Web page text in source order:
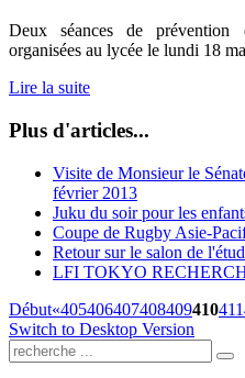
Deux séances de prévention
organisées au lycée le lundi 18
Lire la suite
Plus d'articles...
Visite de Monsieur le
février 2013
Juku du soir pour les
Coupe de Rugby Asie-
Retour sur le salon de
LFI TOKYO
Début«405406407408409410411
Switch to Desktop Version